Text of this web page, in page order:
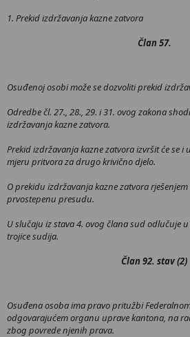
1. Prekid izdržavanja kazne zatvora
Član 57.
Osuđenoj osobi može se dozvoliti prekid
Odredbe čl. 27., 28., 29. i 31. ovog zakona
izdržavanja kazne zatvora.
Prekid izdržavanja kazne zatvora izvršit će se
mjeru pritvora za drugo krivično djelo.
O prekidu izdržavanja kazne zatvora
prvostepenu presudu.
U slučaju iz stava 4. ovog člana sud odlučuje
trojice sudija.
Član 92. stav (2)
Osuđena osoba ima pravo pritužbi
odgovarajućem organu uprave kantona, na
zbog povrede njenih prava.